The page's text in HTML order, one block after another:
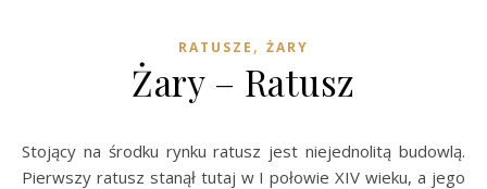
RATUSZE , ŻARY
Żary – Ratusz
Stojący na środku rynku ratusz jest niejednolitą budowlą.
Pierwszy ratusz stanął tutaj w I połowie XIV wieku, a jego